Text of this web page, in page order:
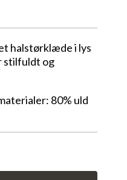
halstørklæde i lys
stilfuldt og
80% uld